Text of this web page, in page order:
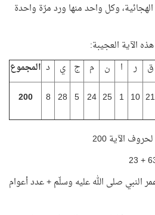
الهجائية، وكل واحد منها ورد مرّة واحدة
الآية العجيبة:
ق ر ا ن م ج ي د المجموع
21
10
1
25
24
5
28
8
200
الآية 200
النبي صلى الله عليه وسلّم + عدد أعوام